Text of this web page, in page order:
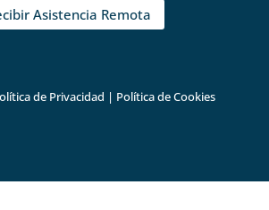
Asistencia Remota
de Privacidad | Política de Cookies